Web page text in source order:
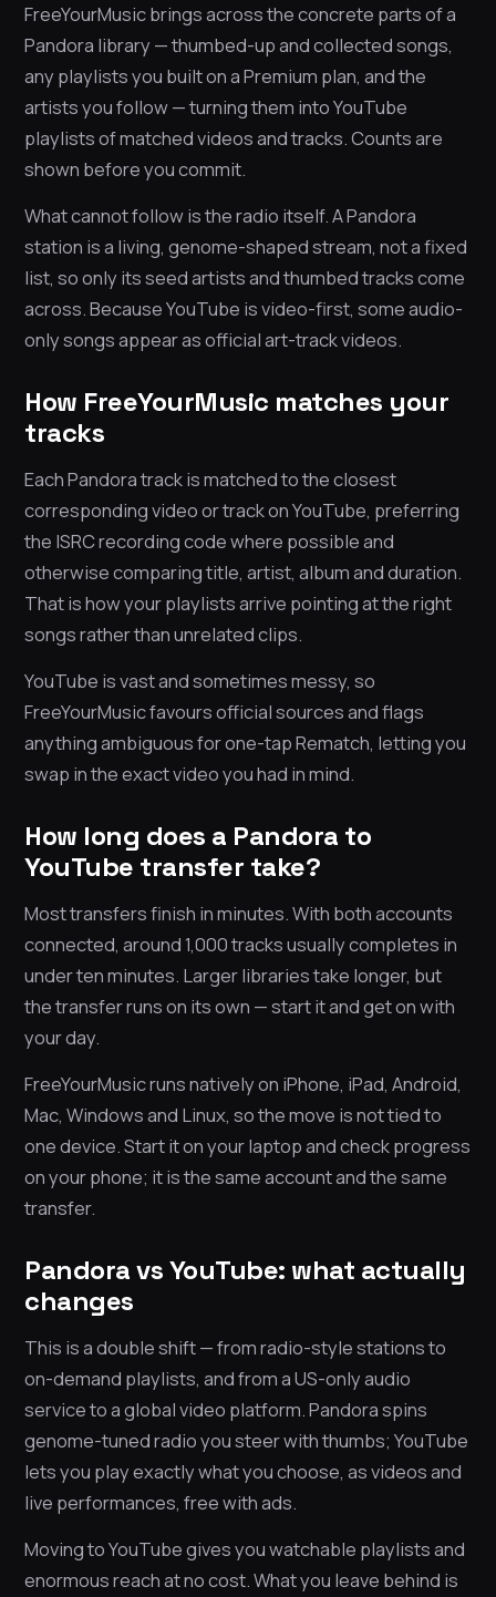
FreeYourMusic brings across the concrete parts of a
Pandora library — thumbed-up and collected songs,
any playlists you built on a Premium plan, and the
artists you follow — turning them into YouTube
playlists of matched videos and tracks. Counts are
shown before you commit.
What cannot follow is the radio itself. A Pandora
station is a living, genome-shaped stream, not a fixed
list, so only its seed artists and thumbed tracks come
across. Because YouTube is video-first, some audio-
only songs appear as official art-track videos.
How FreeYourMusic matches your
tracks
Each Pandora track is matched to the closest
corresponding video or track on YouTube, preferring
the ISRC recording code where possible and
otherwise comparing title, artist, album and duration.
That is how your playlists arrive pointing at the right
songs rather than unrelated clips.
YouTube is vast and sometimes messy, so
FreeYourMusic favours official sources and flags
anything ambiguous for one-tap Rematch, letting you
swap in the exact video you had in mind.
How long does a Pandora to
YouTube transfer take?
Most transfers finish in minutes. With both accounts
connected, around 1,000 tracks usually completes in
under ten minutes. Larger libraries take longer, but
the transfer runs on its own — start it and get on with
your day.
FreeYourMusic runs natively on iPhone, iPad, Android,
Mac, Windows and Linux, so the move is not tied to
one device. Start it on your laptop and check progress
on your phone; it is the same account and the same
transfer.
Pandora vs YouTube: what actually
changes
This is a double shift — from radio-style stations to
on-demand playlists, and from a US-only audio
service to a global video platform. Pandora spins
genome-tuned radio you steer with thumbs; YouTube
lets you play exactly what you choose, as videos and
live performances, free with ads.
Moving to YouTube gives you watchable playlists and
enormous reach at no cost. What you leave behind is